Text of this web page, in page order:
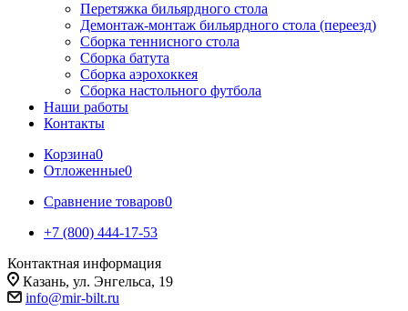
Перетяжка бильярдного стола
Демонтаж-монтаж бильярдного стола (переезд)
Сборка теннисного стола
Сборка батута
Сборка аэрохоккея
Сборка настольного футбола
Наши работы
Контакты
Корзина0
Отложенные0
Сравнение товаров0
+7 (800) 444-17-53
Контактная информация
Казань, ул. Энгельса, 19
info@mir-bilt.ru